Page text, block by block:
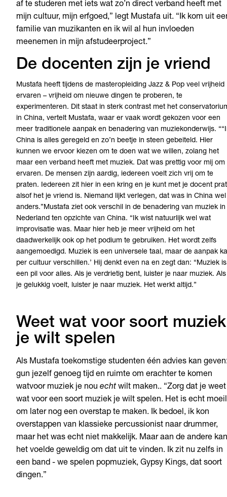
af te studeren met iets wat zo’n direct verband heeft met
mijn cultuur, mijn erfgoed,” legt Mustafa uit. “Ik kom uit
familie van muzikanten en ik wil al hun invloeden
meenemen in mijn afstudeerproject.”
De docenten zijn je vriend
Mustafa heeft tijdens de masteropleiding Jazz & Pop veel vrijheid
ervaren – vrijheid om nieuwe dingen te proberen, te
experimenteren. Dit staat in sterk contrast met het
in China, vertelt Mustafa, waar er vaak wordt gekozen voor een
meer traditionele aanpak en benadering van muziekonderwijs.
China is alles geregeld en zo’n beetje in steen gebeiteld. Hier
kunnen we ervoor kiezen om te doen wat we willen, zolang het
maar een verband heeft met muziek. Dat was prettig voor mij om
ervaren. De mensen zijn aardig, iedereen voelt zich vrij om te
praten. Iedereen zit hier in een kring en je kunt met je docent
alsof het je vriend is. Niemand lijkt verlegen, dat was in China wel
anders.”Mustafa ziet ook verschil in de benadering van muziek in
Nederland ten opzichte van China. “Ik wist natuurlijk wel wat
improvisatie was. Maar hier heb je meer vrijheid om het
daadwerkelijk ook op het podium te gebruiken. Het wordt zelfs
aangemoedigd. Muziek is een universele taal, maar de aanpak
per cultuur verschillen.’ Hij denkt even na en zegt dan: “Muziek is
een pil voor alles. Als je verdrietig bent, luister je naar muziek.
je gelukkig voelt, luister je naar muziek. Het werkt altijd.”
Weet wat voor soort muziek
je wilt spelen
Als Mustafa toekomstige studenten één advies kan
gun jezelf genoeg tijd en ruimte om erachter te komen
watvoor muziek je nou echt wilt maken.. “Zorg dat je weet
wat voor een soort muziek je wilt spelen. Het is echt
om later nog een overstap te maken. Ik bedoel, ik kon
overstappen van klassieke percussionist naar drummer,
maar het was echt niet makkelijk. Maar aan de andere
het voelde geweldig om dat uit te vinden. Ik zit nu zelfs in
een band - we spelen popmuziek, Gypsy Kings, dat soort
dingen.”